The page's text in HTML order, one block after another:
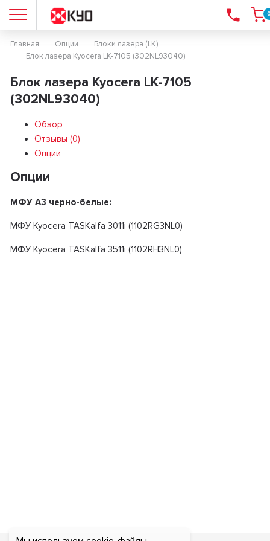
Главная Опции
Блоки лазера (LK)
Блок лазера Kyocera LK-7105 (302NL93040)
Блок лазера Kyocera LK-7105
(302NL93040)
Обзор
Отзывы (0)
Опции
Опции
МФУ А3 черно-белые:
МФУ Kyocera TASKalfa 3011i (1102RG3NL0)
МФУ Kyocera TASKalfa 3511i (1102RH3NL0)